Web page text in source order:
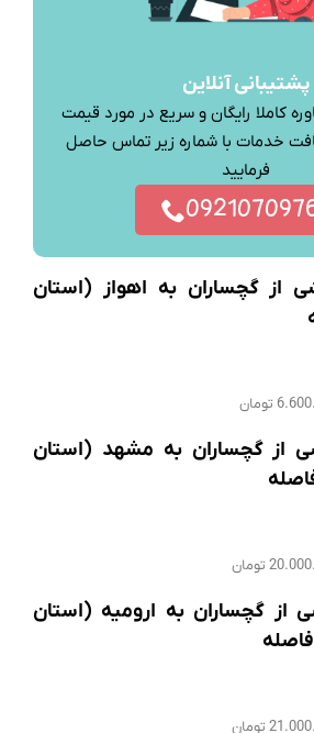
پشتیبانی آنلاین
کاملا رایگان و سریع در مورد قیمت
خدمات با شماره زیر تماس حاصل
فرمایید
از گچساران به اهواز (استان
از گچساران به مشهد (استان
گچساران به ارومیه (استان